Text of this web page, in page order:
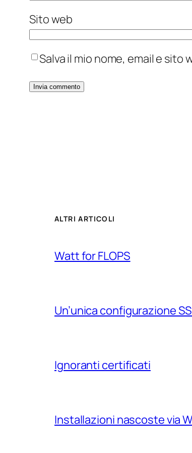
Sito web
Salva il mio nome, email e
ALTRI ARTICOLI
Watt for FLOPS
Un’unica configurazione
Ignoranti certificati
Installazioni nascoste via